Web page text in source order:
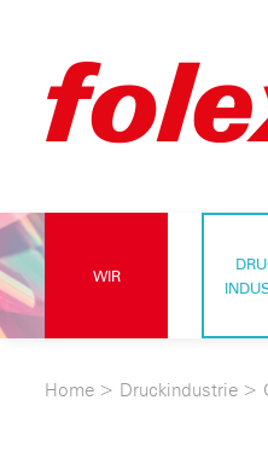
WIR
Home > Druckindustrie >